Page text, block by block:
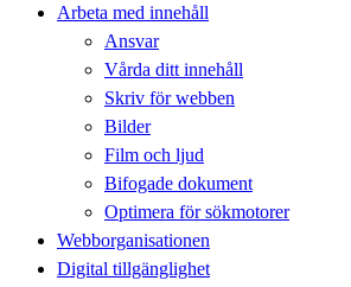
Arbeta med innehåll
Ansvar
Vårda ditt innehåll
Skriv för webben
Bilder
Film och ljud
Bifogade dokument
Optimera för sökmotorer
Webborganisationen
Digital tillgänglighet